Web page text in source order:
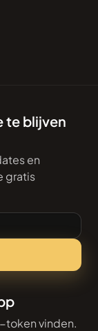
te blijven
en
gratis
token vinden.